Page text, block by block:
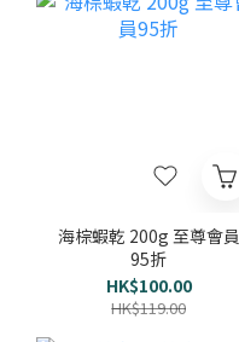
海棕蝦乾 200g 至尊會員
95折
HK$100.00
HK$119.00